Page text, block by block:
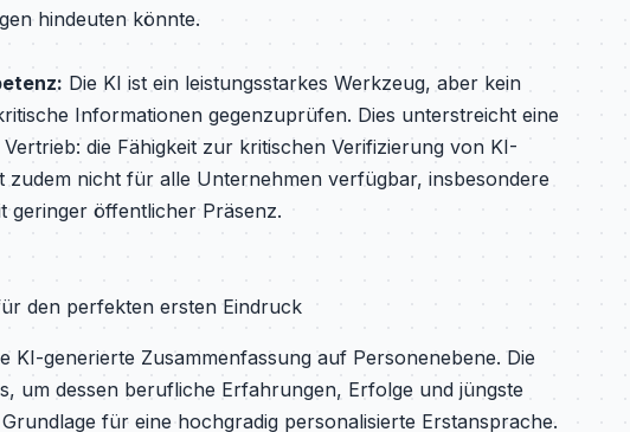
hindeuten könnte.
Die KI ist ein leistungsstarkes Werkzeug, aber kein
Informationen gegenzuprüfen. Dies unterstreicht eine
die Fähigkeit zur kritischen Verifizierung von KI-
zudem nicht für alle Unternehmen verfügbar, insbesondere
geringer öffentlicher Präsenz.
den perfekten ersten Eindruck
KI-generierte Zusammenfassung auf Personenebene. Die
um dessen berufliche Erfahrungen, Erfolge und jüngste
für eine hochgradig personalisierte Erstansprache.